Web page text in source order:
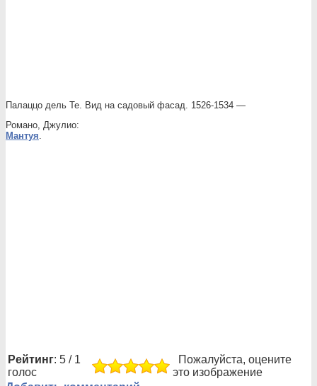
Палаццо дель Те. Вид на садовый фасад. 1526-1534 —
Романо, Джулио:
Мантуя.
Рейтинг: 5 / 1
голос
Пожалуйста, оцените
это изображение